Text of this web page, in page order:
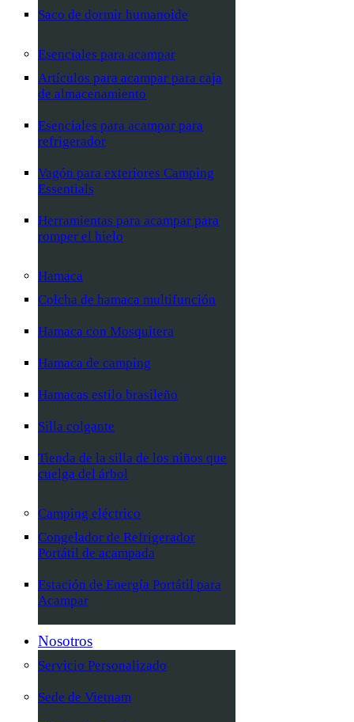
Saco de dormir humanoide
Esenciales para acampar
Artículos para acampar para caja
de almacenamiento
Esenciales para acampar para
refrigerador
Vagón para exteriores Camping
Essentials
Herramientas para acampar para
romper el hielo
Hamaca
Colcha de hamaca multifunción
Hamaca con Mosquitera
Hamaca de camping
Hamacas estilo brasileño
Silla colgante
Tienda de la silla de los niños que
cuelga del árbol
Camping eléctrico
Congelador de Refrigerador
Portátil de acampada
Estación de Energía Portátil para
Acampar
Nosotros
Servicio Personalizado
Sede de Vietnam